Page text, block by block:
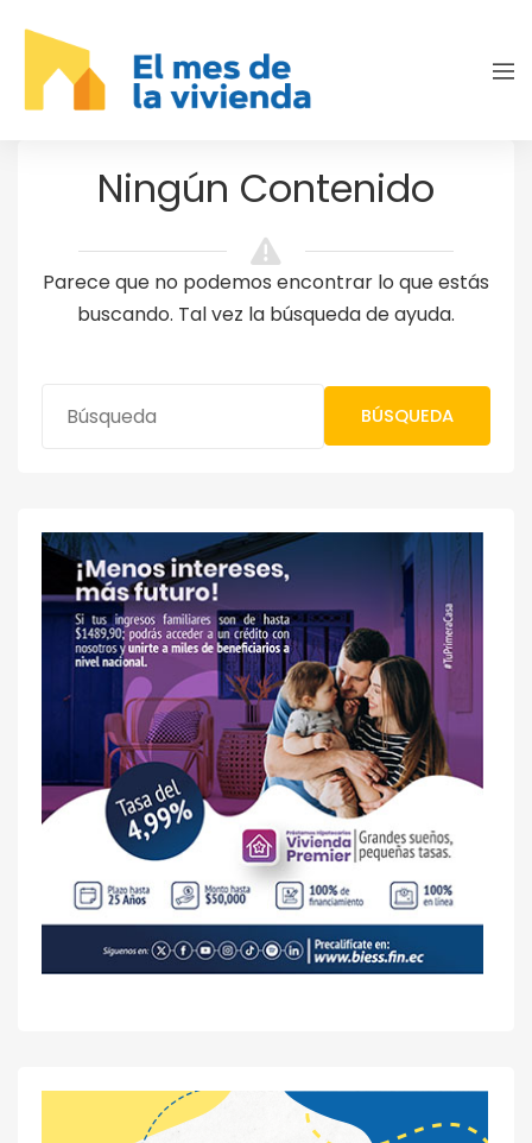
Ningún Contenido
Parece que no podemos encontrar lo que estás
buscando. Tal vez la búsqueda de ayuda.
BÚSQUEDA